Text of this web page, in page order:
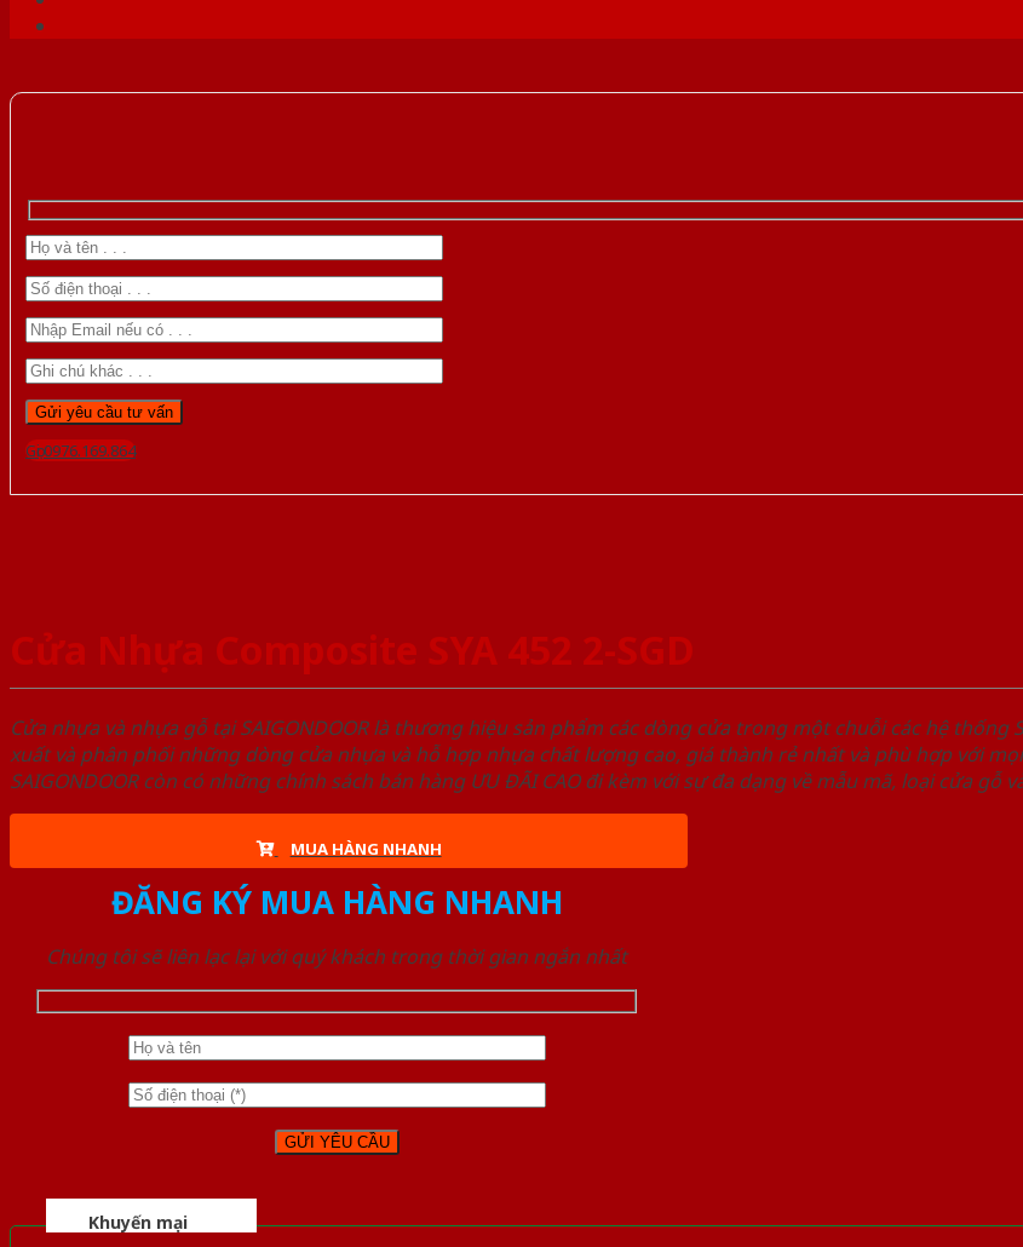
Gọi 0976.169.864
Cửa Nhựa Composite SYA 452 2-SGD
Cửa nhựa và nhựa gỗ tại SAIGONDOOR là thương hiệu sản phẩm các dòng cửa trong một chuỗi các hệ thống
xuất và phân phối những dòng cửa nhựa và hỗ hợp nhựa chất lượng cao, giá thành rẻ nhất và phù hợp với
SAIGONDOOR còn có những chính sách bán hàng ƯU ĐÃI CAO đi kèm với sự đa dạng về mẫu mã, loại cửa gỗ
MUA HÀNG NHANH
ĐĂNG KÝ MUA HÀNG NHANH
Chúng tôi sẽ liên lạc lại với quý khách trong thời gian ngắn nhất
Khuyến mại